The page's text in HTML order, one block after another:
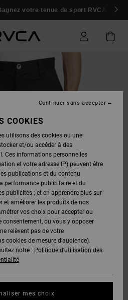
votre tenue de sport RVCA
COOKIES
utilisons des cookies ou une
et/ou accéder à des
Ces informations personnelles
et votre adresse IP) peuvent être
publications et du contenu
performance publicitaire et du
publicités ; et en apprendre plus sur
et améliorer les produits de nos
vos choix pour accepter ou
ou vous y opposer
relèvent pas de votre
cookies de mesure d’audience).
notre : Politique d'utilisation des
mes choix
Continuer sans accepter